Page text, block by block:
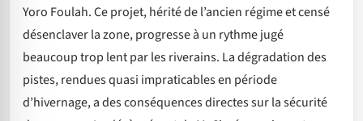
Yoro Foulah. Ce projet, hérité de l’ancien régime et censé
désenclaver la zone, progresse à un rythme jugé
beaucoup trop lent par les riverains. La dégradation des
pistes, rendues quasi impraticables en période
d’hivernage, a des conséquences directes sur la sécurité